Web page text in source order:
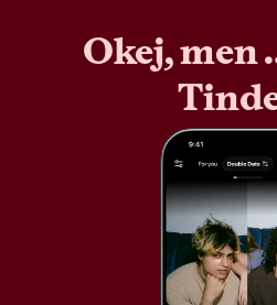
Okej, men